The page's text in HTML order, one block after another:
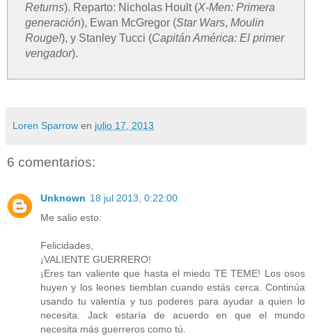
Returns). Reparto: Nicholas Hoult (X-Men: Primera
generación), Ewan McGregor (Star Wars, Moulin
Rouge!), y Stanley Tucci (Capitán América: El primer
vengador).
Loren Sparrow en julio 17, 2013
6 comentarios:
Unknown 18 jul 2013, 0:22:00
Me salio esto:
Felicidades,
¡VALIENTE GUERRERO!
¡Eres tan valiente que hasta el miedo TE TEME! Los osos
huyen y los leones tiemblan cuando estás cerca. Continúa
usando tu valentía y tus poderes para ayudar a quien lo
necesita. Jack estaría de acuerdo en que el mundo
necesita más guerreros como tú.